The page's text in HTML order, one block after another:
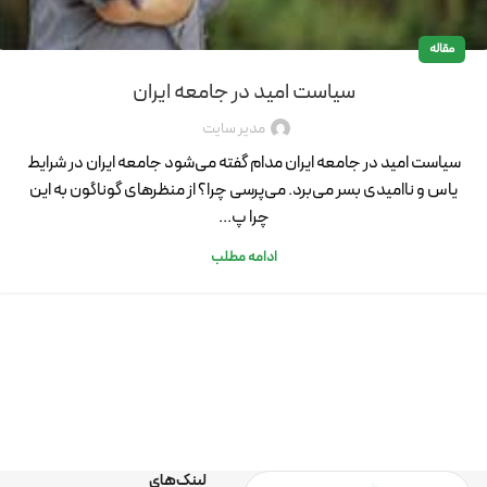
مقاله
سیاست امید در جامعه ایران
مدیر سایت
سیاست امید در جامعه ایران مدام گفته می‌شود جامعه ایران در شرایط
یاس و ناامیدی بسر می‌برد. می‌پرسی چرا؟ از منظر‌های گوناگون به این
چرا پ...
ادامه مطلب
لینک‌های